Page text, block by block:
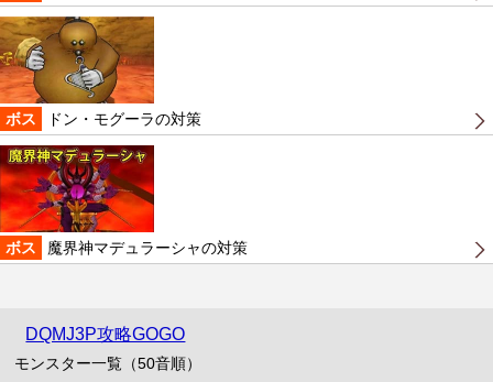
ボス ドン・モグーラの対策
ボス 魔界神マデュラーシャの対策
DQMJ3P攻略GOGO
モンスター一覧（50音順）